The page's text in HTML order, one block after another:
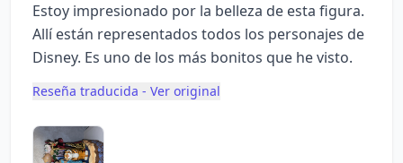
Estoy impresionado por la belleza de esta figura.
Allí están representados todos los personajes de
Disney. Es uno de los más bonitos que he visto.
Reseña traducida - Ver original